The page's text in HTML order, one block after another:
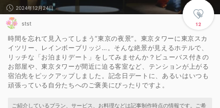
12
2024年12月24日
stst
時間を忘れて見入ってしまう“東京の夜景”。東京タワーに東京スカ
イツリー、レインボーブリッジ…。そんな絶景が見えるホテルで、
リッチな「お泊まりデート」をしてみませんか？ビューバス付きの
お部屋や、東京タワーが間近に迫る客室など、テンションが上がる
宿泊先をピックアップしました。記念日デートに、あるいはいつも
頑張っている自分たちへのご褒美にぴったりですよ。